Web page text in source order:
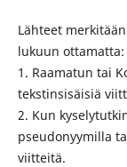
Lähteet
lukuun ottamatta:
1. Raamatun tai
tekstinsisäisiä
2. Kun
pseudonyymilla
viitteitä.